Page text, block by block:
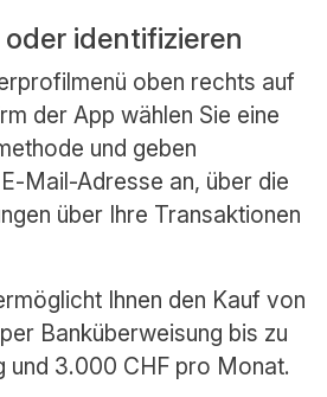
identifizieren
oben rechts auf
der App wählen Sie eine
und geben
Mail-Adresse an, über die
über Ihre Transaktionen
Ihnen den Kauf von
Banküberweisung bis zu
und 3.000 CHF pro Monat.